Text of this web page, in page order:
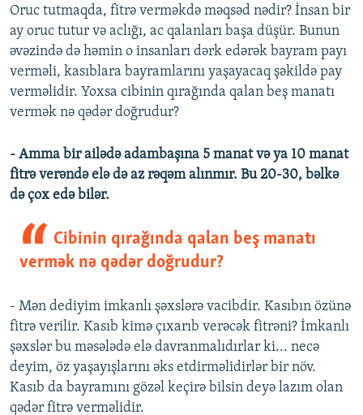
Oruc tutmaqda, fitrə verməkdə məqsəd nədir? İnsan bir
ay oruc tutur və aclığı, ac qalanları başa düşür. Bunun
əvəzində də həmin o insanları dərk edərək bayram payı
verməli, kasıblara bayramlarını yaşayacaq şəkildə pay
verməlidir. Yoxsa cibinin qırağında qalan beş manatı
vermək nə qədər doğrudur?
- Amma bir ailədə adambaşına 5 manat və ya 10 manat
fitrə verəndə elə də az rəqəm alınmır. Bu 20-30, bəlkə
də çox edə bilər.
Cibinin qırağında qalan beş manatı
vermək nə qədər doğrudur?
- Mən dediyim imkanlı şəxslərə vacibdir. Kasıbın özünə
fitrə verilir. Kasıb kimə çıxarıb verəcək fitrəni? İmkanlı
şəxslər bu məsələdə elə davranmalıdırlar ki... necə
deyim, öz yaşayışlarını əks etdirməlidirlər bir növ.
Kasıb da bayramını gözəl keçirə bilsin deyə lazım olan
qədər fitrə verməlidir.